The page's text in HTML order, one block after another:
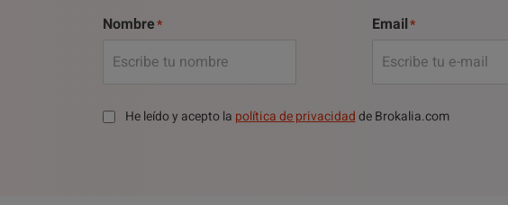
Nombre
Email
He leído y acepto la política de privacidadde Brokalia.com